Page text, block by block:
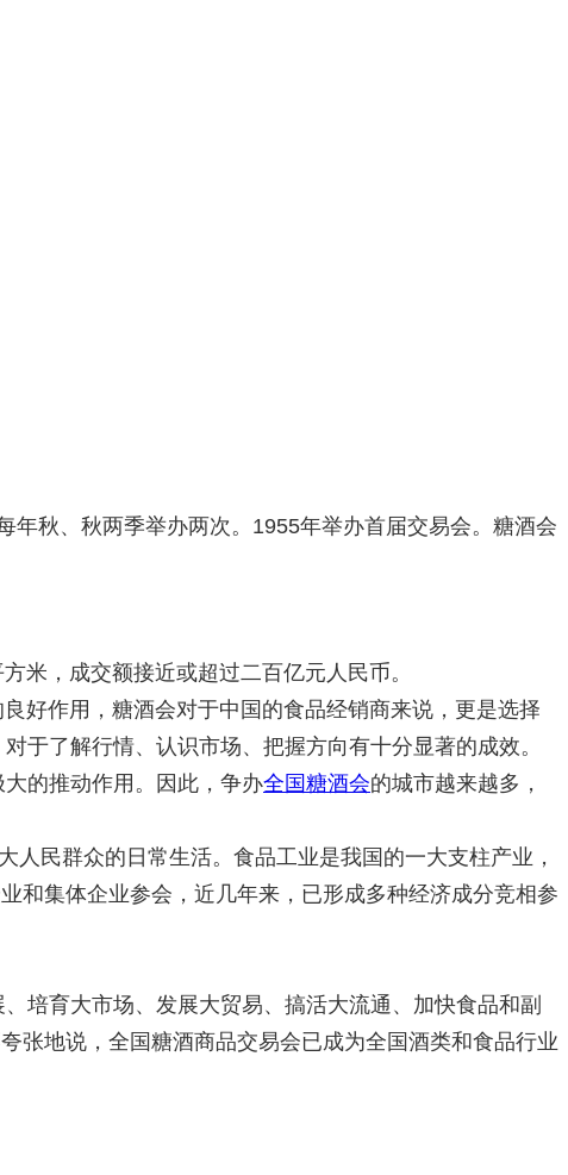
年秋、秋两季举办两次。1955年举办首届交易会。糖酒会
，成交额接近或超过二百亿元人民币。
好作用，糖酒会对于中国的食品经销商来说，更是选择
于了解行情、认识市场、把握方向有十分显著的成效。
的推动作用。因此，争办全国糖酒会的城市越来越多，
民群众的日常生活。食品工业是我国的一大支柱产业，
和集体企业参会，近几年来，已形成多种经济成分竞相参
培育大市场、发展大贸易、搞活大流通、加快食品和副
张地说，全国糖酒商品交易会已成为全国酒类和食品行业